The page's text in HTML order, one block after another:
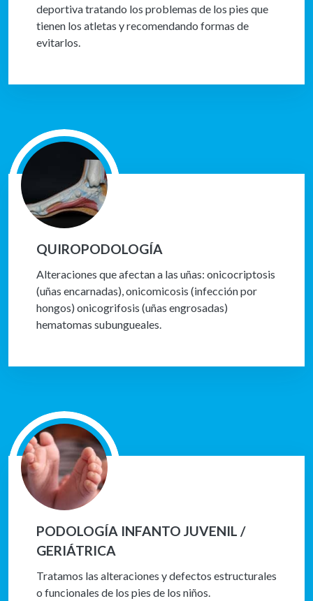
deportiva tratando los problemas de los pies que
tienen los atletas y recomendando formas de
evitarlos.
QUIROPODOLOGÍA
Alteraciones que afectan a las uñas: onicocriptosis
(uñas encarnadas), onicomicosis (infección por
hongos) onicogrifosis (uñas engrosadas)
hematomas subungueales.
PODOLOGÍA INFANTO JUVENIL /
GERIÁTRICA
Tratamos las alteraciones y defectos estructurales
o funcionales de los pies de los niños.